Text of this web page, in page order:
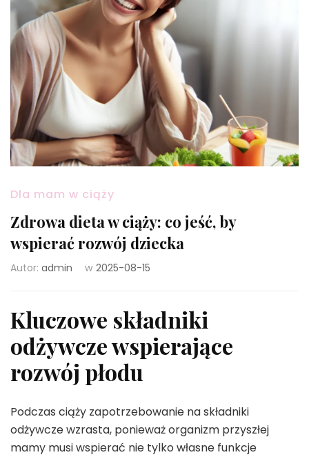
Dla mam w ciąży
Zdrowa dieta w ciąży: co jeść, by
wspierać rozwój dziecka
Autor: admin w 2025-08-15
Kluczowe składniki
odżywcze wspierające
rozwój płodu
Podczas ciąży zapotrzebowanie na składniki
odżywcze wzrasta, ponieważ organizm przyszłej
mamy musi wspierać nie tylko własne funkcje